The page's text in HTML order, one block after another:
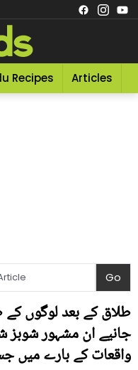
Recipes Articles
طلاق کے بعد لوگوں
جانیے ان مشہور
واقعات کے بارے میں